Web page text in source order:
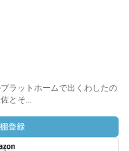
ラットホームで出くわしたの
とそ...